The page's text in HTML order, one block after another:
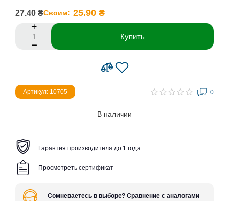
27.40 ₴Своим: 25.90 ₴
Купить
Артикул: 10705 0
В наличии
Гарантия производителя до 1 года
Просмотреть сертификат
Сомневаетесь в выборе? Сравнение с аналогами